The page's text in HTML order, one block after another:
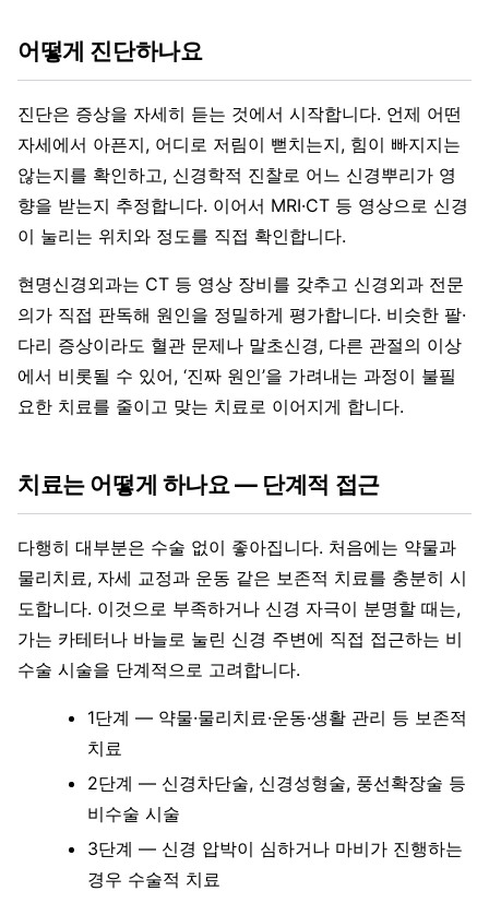
어떻게 진단하나요
진단은 증상을 자세히 듣는 것에서 시작합니다. 언제 어떤
자세에서 아픈지, 어디로 저림이 뻗치는지, 힘이 빠지지는
않는지를 확인하고, 신경학적 진찰로 어느 신경뿌리가 영
향을 받는지 추정합니다. 이어서 MRI·CT 등 영상으로 신경
이 눌리는 위치와 정도를 직접 확인합니다.
현명신경외과는 CT 등 영상 장비를 갖추고 신경외과 전문
의가 직접 판독해 원인을 정밀하게 평가합니다. 비슷한 팔·
다리 증상이라도 혈관 문제나 말초신경, 다른 관절의 이상
에서 비롯될 수 있어, ‘진짜 원인’을 가려내는 과정이 불필
요한 치료를 줄이고 맞는 치료로 이어지게 합니다.
치료는 어떻게 하나요 — 단계적 접근
다행히 대부분은 수술 없이 좋아집니다. 처음에는 약물과
물리치료, 자세 교정과 운동 같은 보존적 치료를 충분히 시
도합니다. 이것으로 부족하거나 신경 자극이 분명할 때는,
가는 카테터나 바늘로 눌린 신경 주변에 직접 접근하는 비
수술 시술을 단계적으로 고려합니다.
1단계 — 약물·물리치료·운동·생활 관리 등 보존적
치료
2단계 — 신경차단술, 신경성형술, 풍선확장술 등
비수술 시술
3단계 — 신경 압박이 심하거나 마비가 진행하는
경우 수술적 치료